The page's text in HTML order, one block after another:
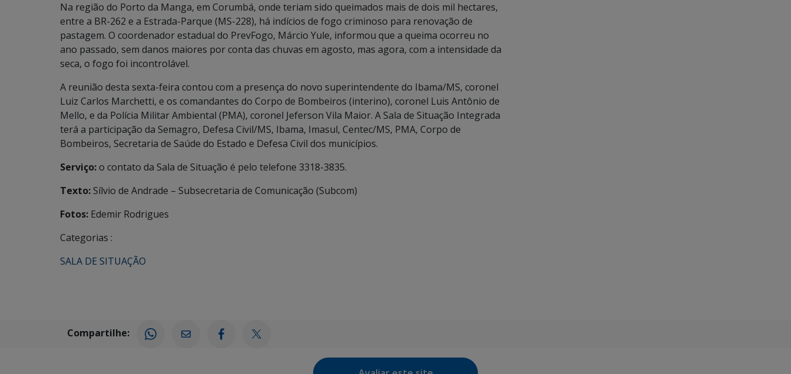
Na região do Porto da Manga, em Corumbá, onde teriam sido queimados mais de dois mil hectares,
entre a BR-262 e a Estrada-Parque (MS-228), há indícios de fogo criminoso para renovação de
pastagem. O coordenador estadual do PrevFogo, Márcio Yule, informou que a queima ocorreu no
ano passado, sem danos maiores por conta das chuvas em agosto, mas agora, com a intensidade da
seca, o fogo foi incontrolável.
A reunião desta sexta-feira contou com a presença do novo superintendente do Ibama/MS, coronel
Luiz Carlos Marchetti, e os comandantes do Corpo de Bombeiros (interino), coronel Luis Antônio de
Mello, e da Polícia Militar Ambiental (PMA), coronel Jeferson Vila Maior. A Sala de Situação Integrada
terá a participação da Semagro, Defesa Civil/MS, Ibama, Imasul, Centec/MS, PMA, Corpo de
Bombeiros, Secretaria de Saúde do Estado e Defesa Civil dos municípios.
Serviço:o contato da Sala de Situação é pelo telefone 3318-3835.
Texto: Sílvio de Andrade – Subsecretaria de Comunicação (Subcom)
Fotos: Edemir Rodrigues
Categorias :
SALA DE SITUAÇÃO
Compartilhe: